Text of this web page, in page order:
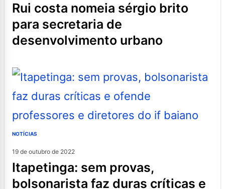
rui costa nomeia sérgio brito
para secretaria de
desenvolvimento urbano
NOTÍCIAS
19 de outubro de 2022
itapetinga: sem provas,
bolsonarista faz duras críticas e